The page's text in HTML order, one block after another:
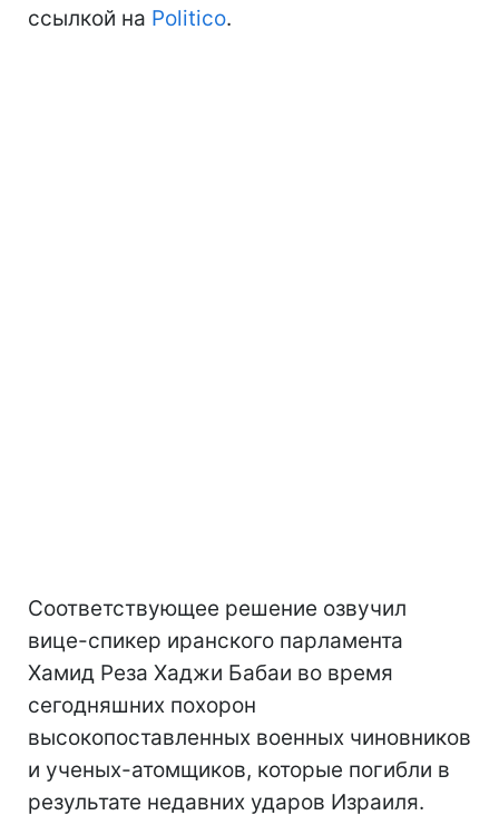
ссылкой на Politico.
Соответствующее решение озвучил
вице-спикер иранского парламента
Хамид Реза Хаджи Бабаи во время
сегодняшних похорон
высокопоставленных военных чиновников
и ученых-атомщиков, которые погибли в
результате недавних ударов Израиля.